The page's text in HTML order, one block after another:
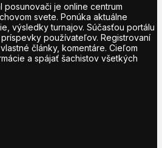
posunovači je online centrum
svete. Ponúka aktuálne
výsledky turnajov. Súčasťou portálu
používateľov. Registrovaní
články, komentáre. Cieľom
a spájať šachistov všetkých